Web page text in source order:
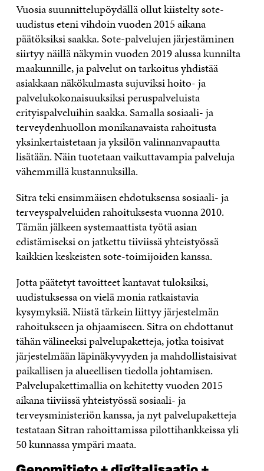
Vuosia suunnittelupöydällä ollut kiistelty sote-
uudistus eteni vihdoin vuoden 2015 aikana
päätöksiksi saakka. Sote-palvelujen järjestäminen
siirtyy näillä näkymin vuoden 2019 alussa kunnilta
maakunnille, ja palvelut on tarkoitus yhdistää
asiakkaan näkökulmasta sujuviksi hoito- ja
palvelukokonaisuuksiksi peruspalveluista
erityispalveluihin saakka. Samalla sosiaali- ja
terveydenhuollon monikanavaista rahoitusta
yksinkertaistetaan ja yksilön valinnanvapautta
lisätään. Näin tuotetaan vaikuttavampia palveluja
vähemmillä kustannuksilla.
Sitra teki ensimmäisen ehdotuksensa sosiaali- ja
terveyspalveluiden rahoituksesta vuonna 2010.
Tämän jälkeen systemaattista työtä asian
edistämiseksi on jatkettu tiiviissä yhteistyössä
kaikkien keskeisten sote-toimijoiden kanssa.
Jotta päätetyt tavoitteet kantavat tuloksiksi,
uudistuksessa on vielä monia ratkaistavia
kysymyksiä. Niistä tärkein liittyy järjestelmän
rahoitukseen ja ohjaamiseen. Sitra on ehdottanut
tähän välineeksi palvelupaketteja, jotka toisivat
järjestelmään läpinäkyvyyden ja mahdollistaisivat
paikallisen ja alueellisen tiedolla johtamisen.
Palvelupakettimallia on kehitetty vuoden 2015
aikana tiiviissä yhteistyössä sosiaali- ja
terveysministeriön kanssa, ja nyt palvelupaketteja
testataan Sitran rahoittamissa pilottihankkeissa yli
50 kunnassa ympäri maata.